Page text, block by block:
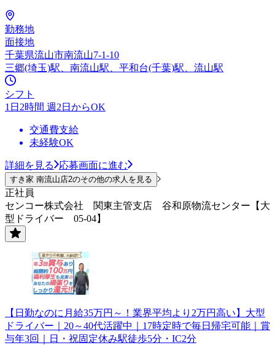
勤務地
面接地
千葉県流山市南流山7-1-10
三郷(埼玉)駅、南流山駅、平和台(千葉)駅、流山駅
シフト
1日2時間 週2日からOK
交通費支給
未経験OK
詳細を見る 応募画面に進む
すき家 南流山店2のその他の求人を見る
正社員
センコー株式会社 関東主管支店 谷和原物流センター【大
型ドライバー 05-04】
【日勤なのに月給35万円～！業界平均より2万円高い】大型
ドライバー｜20～40代活躍中｜17時定時で毎日帰宅可能｜賞
与年3回｜日・祝固定休み駅徒歩5分・IC2分